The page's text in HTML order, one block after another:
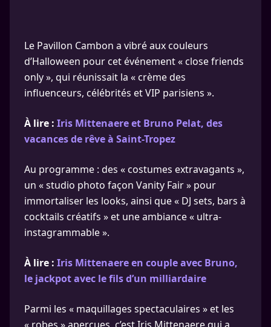
Le Pavillon Cambon a vibré aux couleurs
d’Halloween pour cet événement « close friends
only », qui réunissait la « crème des
influenceurs, célébrités et VIP parisiens ».
À lire : Iris Mittenaere et Bruno Pelat, des
vacances de rêve à Saint-Tropez
Au programme : des « costumes extravagants »,
un « studio photo façon Vanity Fair » pour
immortaliser les looks, ainsi que « DJ sets, bars à
cocktails créatifs » et une ambiance « ultra-
instagrammable ».
À lire : Iris Mittenaere en couple avec Bruno,
le jackpot avec le fils d’un milliardaire
Parmi les « maquillages spectaculaires » et les